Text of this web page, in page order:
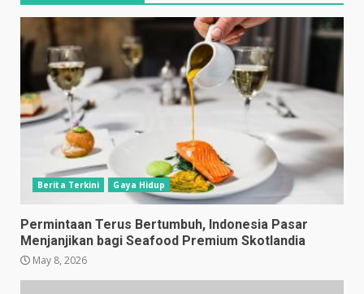
Berita Terkini Gaya Hidup
Permintaan Terus Bertumbuh, Indonesia Pasar
Menjanjikan bagi Seafood Premium Skotlandia
May 8, 2026